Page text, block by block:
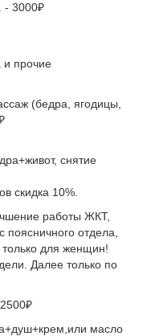
- 3000₽
и прочие
(бедра, ягодицы,
снятие
скидка 10%.
работы ЖКТ,
отдела,
для женщин!
Далее только по
масло